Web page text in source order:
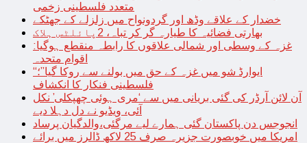
متعدد فلسطینی زخمی
خضدار کے علاقے وڈھ اور گردونواح میں زلزلے کے جھٹکے
بھارتی فضائیہ کا طیارہ گر کر تباہ، 2پائلٹس ہلاک
غزہ کے وسطی اور شمالی علاقوں کا رابطہ منقطع ہوگیا:
اقوام متحدہ
“ایوارڈ شو میں غزہ کے حق میں بولنے سے روکا گیا”؛
فلسطینی فنکار کا انکشاف
آن لائن آرڈر کی گئی بریانی میں سے ‘مری ہوئی چھپکلی’ نکل
آئی، ویڈیو نے دل دہلا دیے
انجوجس دن پاکستان گئی ہمارے لیے مرگئی،والدگیان پرساد
امریکا میں خوبصورت جزیرہ صرف 25 لاکھ ڈالرز میں برائے